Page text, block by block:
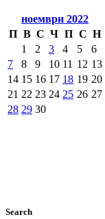
ноември 2022
П В С Ч П С Н
1
2 3 4 5
6
7
8 9 10 11 12 13
14 15 16 17 18 19 20
21 22 23 24 25 26 27
28 29 30
Search